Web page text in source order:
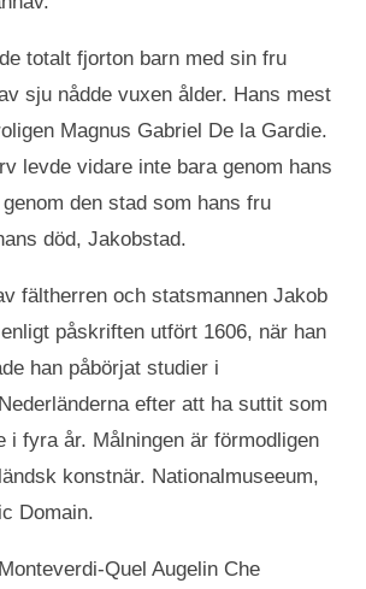
totalt fjorton barn med sin fru
sju nådde vuxen ålder. Hans mest
Magnus Gabriel De la Gardie.
levde vidare inte bara genom hans
den stad som hans fru
död, Jakobstad.
fältherren och statsmannen Jakob
påskriften utfört 1606, när han
han påbörjat studier i
efter att ha suttit som
i fyra år. Målningen är förmodligen
konstnär. Nationalmuseeum,
Domain.
Quel Augelin Che